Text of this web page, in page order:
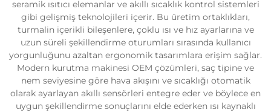
seramik ısıtıcı elemanlar ve akıllı sıcaklık kontrol sistemleri
gibi gelişmiş teknolojileri içerir. Bu üretim ortaklıkları,
turmalin içerikli bileşenlere, çoklu ısı ve hız ayarlarına ve
uzun süreli şekillendirme oturumları sırasında kullanıcı
yorgunluğunu azaltan ergonomik tasarımlara erişim sağlar.
Modern kurutma makinesi OEM çözümleri, saç tipine ve
nem seviyesine göre hava akışını ve sıcaklığı otomatik
olarak ayarlayan akıllı sensörleri entegre eder ve böylece en
uygun şekillendirme sonuçlarını elde ederken ısı kaynaklı